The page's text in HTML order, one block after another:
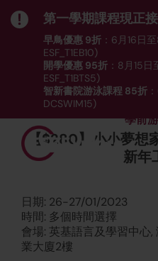
第一學期課程現正
早鳥優惠 9折 ：6月16日
ESF_T1EB10)
開學優惠 95折 ：8月15
ESF_T1BTS5)
智新書院游泳課程 85折
DCSWIM15)
*受條款及細則約束｜按此
學前
【$280】小小夢想
新年
日期: 26-27/01/2023
時間: 多個時間選擇
會場: 英基語言及學習中心
業大廈2樓